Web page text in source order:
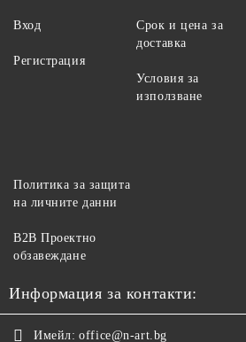
Вход
Регистрация
Срок и цена за
доставка
Условия за
използване
Политика за защита
на личните данни
B2B Проектно
обзавеждане
Информация за контакти:
Имейл: office@n-art.bg